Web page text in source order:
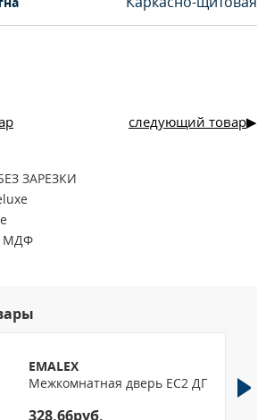
следующий товар
ЗАРЕЗКИ
МДФ
EMALEX
Межкомнатная дверь EC2 ДГ
328.66руб.